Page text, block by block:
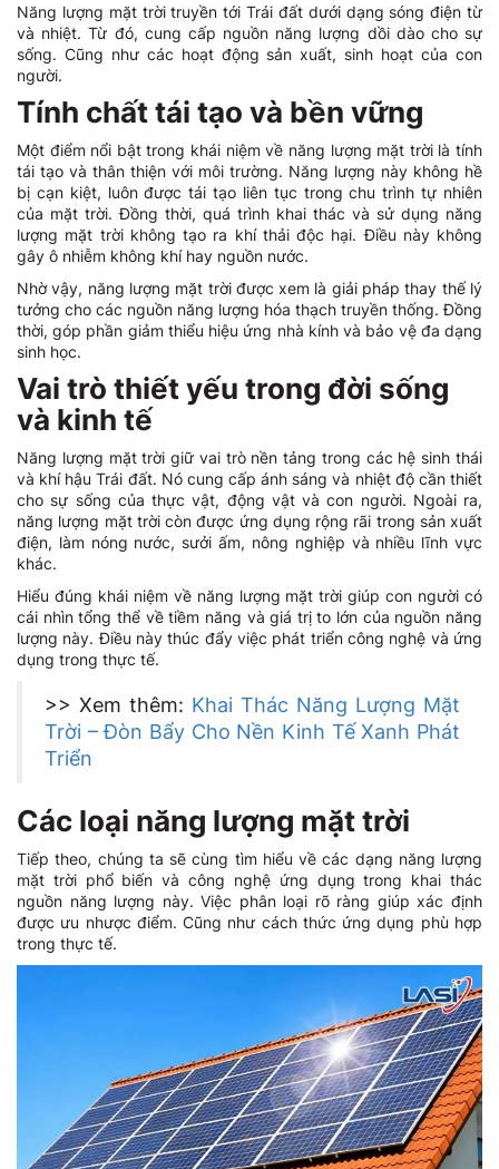
Năng lượng mặt trời truyền tới Trái đất dưới dạng sóng điện từ
và nhiệt. Từ đó, cung cấp nguồn năng lượng dồi dào cho sự
sống. Cũng như các hoạt động sản xuất, sinh hoạt của con
người.
Tính chất tái tạo và bền vững
Một điểm nổi bật trong khái niệm về năng lượng mặt trời là tính
tái tạo và thân thiện với môi trường. Năng lượng này không hề
bị cạn kiệt, luôn được tái tạo liên tục trong chu trình tự nhiên
của mặt trời. Đồng thời, quá trình khai thác và sử dụng năng
lượng mặt trời không tạo ra khí thải độc hại. Điều này không
gây ô nhiễm không khí hay nguồn nước.
Nhờ vậy, năng lượng mặt trời được xem là giải pháp thay thế lý
tưởng cho các nguồn năng lượng hóa thạch truyền thống. Đồng
thời, góp phần giảm thiểu hiệu ứng nhà kính và bảo vệ đa dạng
sinh học.
Vai trò thiết yếu trong đời sống
và kinh tế
Năng lượng mặt trời giữ vai trò nền tảng trong các hệ sinh thái
và khí hậu Trái đất. Nó cung cấp ánh sáng và nhiệt độ cần thiết
cho sự sống của thực vật, động vật và con người. Ngoài ra,
năng lượng mặt trời còn được ứng dụng rộng rãi trong sản xuất
điện, làm nóng nước, sưởi ấm, nông nghiệp và nhiều lĩnh vực
khác.
Hiểu đúng khái niệm về năng lượng mặt trời giúp con người có
cái nhìn tổng thể về tiềm năng và giá trị to lớn của nguồn năng
lượng này. Điều này thúc đẩy việc phát triển công nghệ và ứng
dụng trong thực tế.
>> Xem thêm: Khai Thác Năng Lượng Mặt
Trời – Đòn Bẩy Cho Nền Kinh Tế Xanh Phát
Triển
Các loại năng lượng mặt trời
Tiếp theo, chúng ta sẽ cùng tìm hiểu về các dạng năng lượng
mặt trời phổ biến và công nghệ ứng dụng trong khai thác
nguồn năng lượng này. Việc phân loại rõ ràng giúp xác định
được ưu nhược điểm. Cũng như cách thức ứng dụng phù hợp
trong thực tế.